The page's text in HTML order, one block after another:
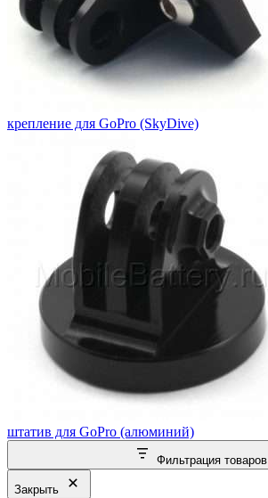
крепление для GoPro (SkyDive)
штатив для GoPro (алюминий)
Фильтрация товаров
Закрыть